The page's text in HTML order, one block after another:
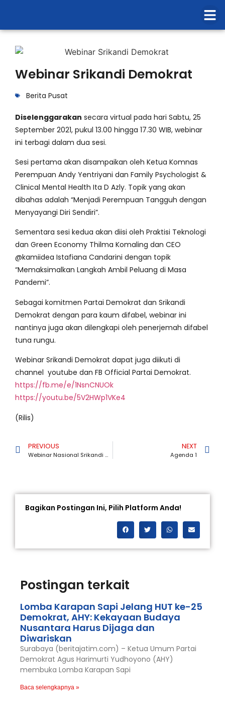
Webinar Srikandi Demokrat
Berita Pusat
Diselenggarakan secara virtual pada hari Sabtu, 25
September 2021, pukul 13.00 hingga 17.30 WIB, webinar
ini terbagi dalam dua sesi.
Sesi pertama akan disampaikan oleh Ketua Komnas
Perempuan Andy Yentriyani dan Family Psychologist &
Clinical Mental Health Ita D Azly. Topik yang akan
dibahas adalah “Menjadi Perempuan Tangguh dengan
Menyayangi Diri Sendiri”.
Sementara sesi kedua akan diisi oleh Praktisi Teknologi
dan Green Economy Thilma Komaling dan CEO
@kamiidea Istafiana Candarini dengan topik
“Memaksimalkan Langkah Ambil Peluang di Masa
Pandemi”.
Sebagai komitmen Partai Demokrat dan Srikandi
Demokrat dengan para kaum difabel, webinar ini
nantinya juga akan dilengkapi oleh penerjemah difabel
tuna rungu.
Webinar Srikandi Demokrat dapat juga diikuti di
channel youtube dan FB Official Partai Demokrat.
https://fb.me/e/1NsnCNUOk
https://youtu.be/5V2HWp1VKe4
(Rilis)
PREVIOUS
Webinar Nasional Srikandi Demokrat, Annisa Pohan Ajak Perempuan Indonesia Tetap Tangguh, Berdaya, dan Produktif di Masa Pandemi
NEXT
Agenda 1
Bagikan Postingan Ini, Pilih Platform Anda!
Postingan terkait
Lomba Karapan Sapi Jelang HUT ke-25
Demokrat, AHY: Kekayaan Budaya
Nusantara Harus Dijaga dan
Diwariskan
Surabaya (beritajatim.com) – Ketua Umum Partai
Demokrat Agus Harimurti Yudhoyono (AHY)
membuka Lomba Karapan Sapi
Baca selengkapnya »